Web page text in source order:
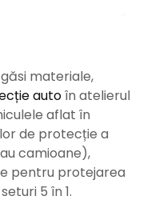
materiale,
autoîn atelierul
aflat în
de protecție a
camioane),
pentru protejarea
5 în 1.